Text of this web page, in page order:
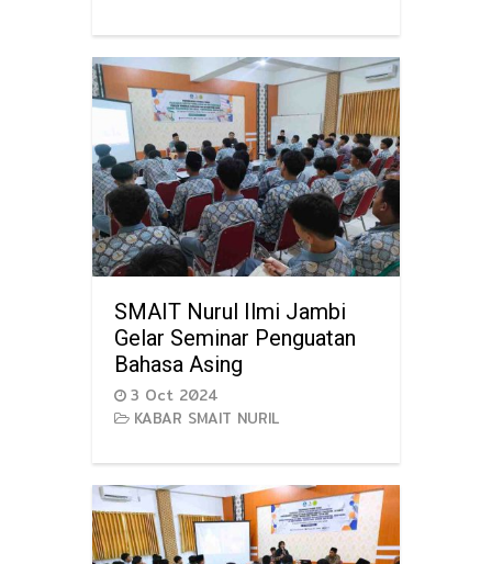
SMAIT Nurul Ilmi Jambi
Gelar Seminar Penguatan
Bahasa Asing
3 Oct 2024
KABAR SMAIT NURIL